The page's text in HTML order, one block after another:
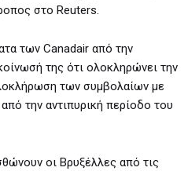
στο Reuters.
των Canadair από την
της ότι ολοκληρώνει την
των συμβολαίων με
την αντιπυρική περίοδο του
οι Βρυξέλλες από τις